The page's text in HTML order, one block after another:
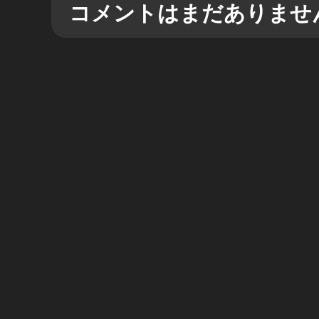
コメントはまだありませ